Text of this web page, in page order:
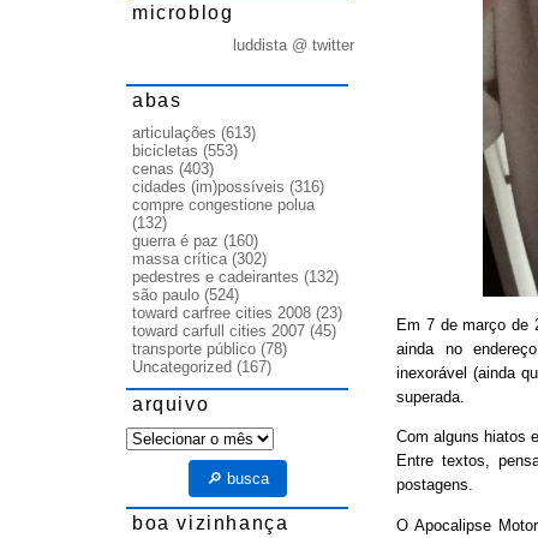
Em 7 de março de
ainda no
inexorável (ainda
superada.
Com alguns hiatos
Entre textos,
postagens.
O Apocalipse
microblog
luddista @ twitter
abas
articulações (613)
bicicletas (553)
cenas (403)
cidades (im)possíveis (316)
compre congestione polua
(132)
guerra é paz (160)
massa crítica(302)
pedestres e cadeirantes (132)
são paulo (524)
toward carfree cities 2008 (23)
toward carfull cities 2007 (45)
transporte público (78)
Uncategorized (167)
arquivo
arquivo
🔎 busca
boa vizinhança